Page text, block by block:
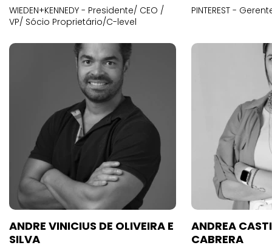
WIEDEN+KENNEDY - Presidente/ CEO /
VP/ Sócio Proprietário/C-level
PINTEREST -
ANDRE VINICIUS DE OLIVEIRA E
SILVA
ANDREA
CABRERA